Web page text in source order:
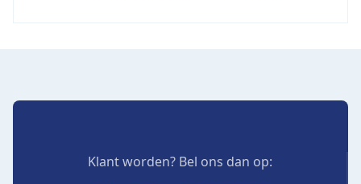
Klant worden? Bel ons dan op: